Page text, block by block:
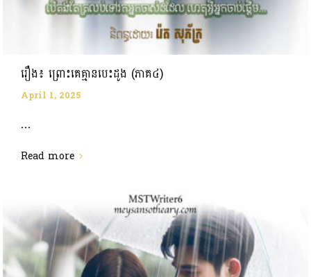
រឿង៖ ព្រោះគេគ្មានបេះដូង (ភាគ៤)
April 1, 2025
...
Read more